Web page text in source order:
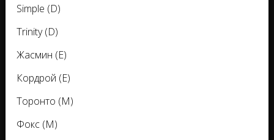
Simple (D)
Trinity (D)
Жасмин (E)
Кордрой (E)
Торонто (M)
Фокс (M)